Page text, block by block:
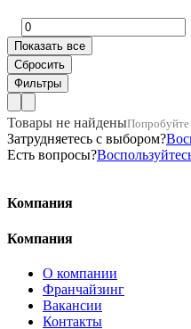
Товары не найденыПопробуйте
Затрудняетесь с выбором?
Есть вопросы?
Компания
Компания
О компании
Франчайзинг
Вакансии
Контакты